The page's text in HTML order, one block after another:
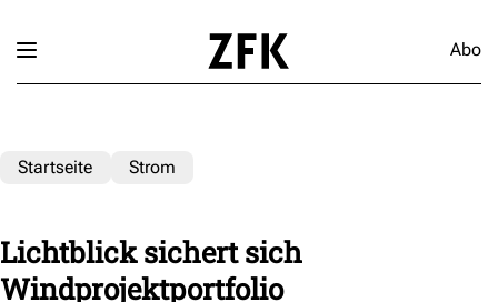
Abo
Startseite Strom
Lichtblick sichert sich
Windprojektportfolio